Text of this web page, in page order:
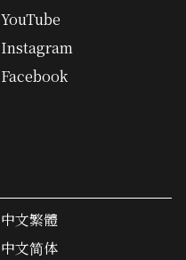
YouTube
Instagram
Facebook
中文繁體
中文简体